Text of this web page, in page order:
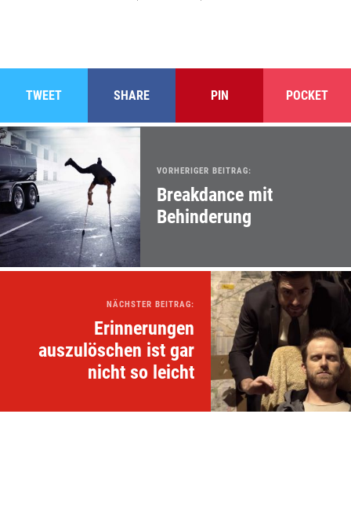
TWEET SHARE PIN POCKET
VORHERIGER BEITRAG:
Breakdance mit
Behinderung
NÄCHSTER BEITRAG:
Erinnerungen
auszulöschen ist gar
nicht so leicht